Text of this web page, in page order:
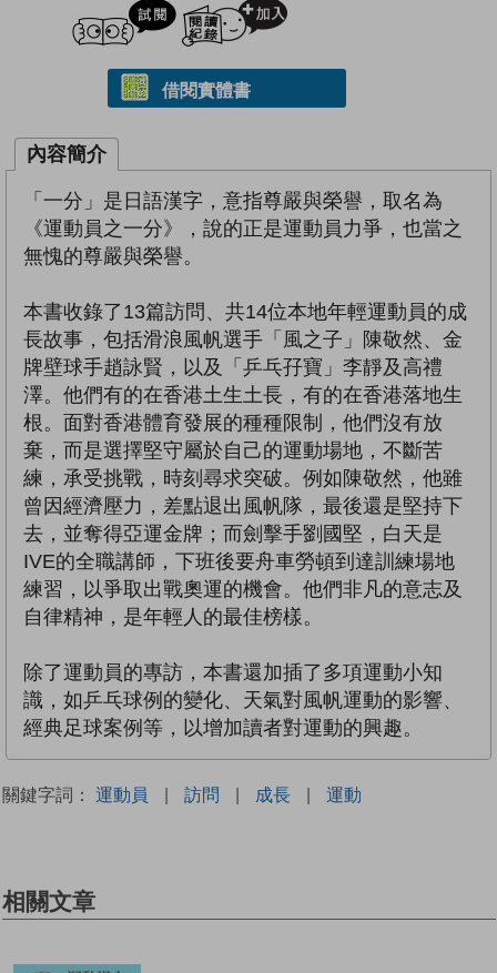
試閲
借閱實體書
內容簡介
「一分」是日語漢字，意指尊嚴與榮譽，取名為
《運動員之一分》，說的正是運動員力爭，也當之
無愧的尊嚴與榮譽。
本書收錄了13篇訪問、共14位本地年輕運動員的成
長故事，包括滑浪風帆選手「風之子」陳敬然、金
牌壁球手趙詠賢，以及「乒乓孖寶」李靜及高禮
澤。他們有的在香港土生土長，有的在香港落地生
根。面對香港體育發展的種種限制，他們沒有放
棄，而是選擇堅守屬於自己的運動場地，不斷苦
練，承受挑戰，時刻尋求突破。例如陳敬然，他雖
曾因經濟壓力，差點退出風帆隊，最後還是堅持下
去，並奪得亞運金牌；而劍擊手劉國堅，白天是
IVE的全職講師，下班後要舟車勞頓到達訓練場地
練習，以爭取出戰奧運的機會。他們非凡的意志及
自律精神，是年輕人的最佳榜樣。
除了運動員的專訪，本書還加插了多項運動小知
識，如乒乓球例的變化、天氣對風帆運動的影響、
經典足球案例等，以增加讀者對運動的興趣。
關鍵字詞： 運動員 | 訪問 | 成長 | 運動
相關文章